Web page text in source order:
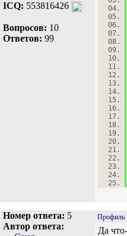
ICQ: 553816426
Вопросов: 10
Ответов: 99
Номер ответа: 5
Автор ответа:
Профиль
Да